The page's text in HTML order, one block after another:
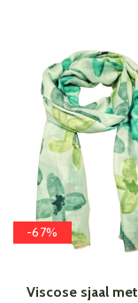
-67%
Viscose sjaal met